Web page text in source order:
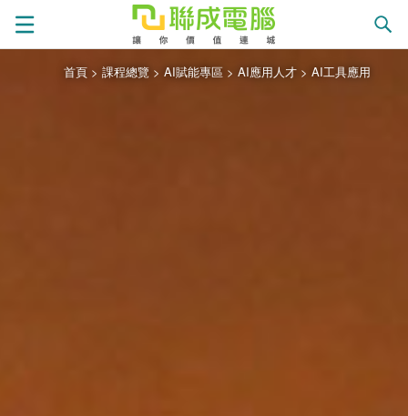
首頁 > 課程總覽 > AI賦能專區 > AI應用人才 > AI工具應用